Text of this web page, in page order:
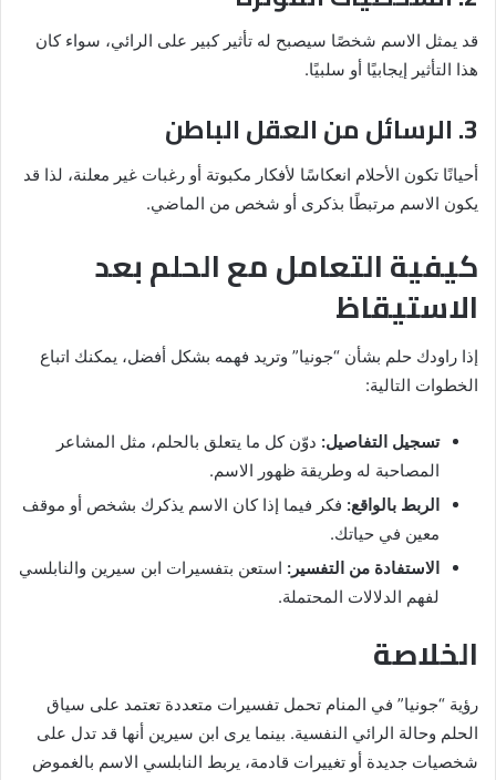
قد يمثل الاسم شخصًا سيصبح له تأثير كبير على الرائي، سواء كان
هذا التأثير إيجابيًا أو سلبيًا.
3. الرسائل من العقل الباطن
أحيانًا تكون الأحلام انعكاسًا لأفكار مكبوتة أو رغبات غير معلنة، لذا قد
يكون الاسم مرتبطًا بذكرى أو شخص من الماضي.
كيفية التعامل مع الحلم بعد
الاستيقاظ
إذا راودك حلم بشأن “جونيا” وتريد فهمه بشكل أفضل، يمكنك اتباع
الخطوات التالية:
تسجيل التفاصيل: دوّن كل ما يتعلق بالحلم، مثل المشاعر
المصاحبة له وطريقة ظهور الاسم.
الربط بالواقع: فكر فيما إذا كان الاسم يذكرك بشخص أو موقف
معين في حياتك.
الاستفادة من التفسير: استعن بتفسيرات ابن سيرين والنابلسي
لفهم الدلالات المحتملة.
الخلاصة
رؤية “جونيا” في المنام تحمل تفسيرات متعددة تعتمد على سياق
الحلم وحالة الرائي النفسية. بينما يرى ابن سيرين أنها قد تدل على
شخصيات جديدة أو تغييرات قادمة، يربط النابلسي الاسم بالغموض